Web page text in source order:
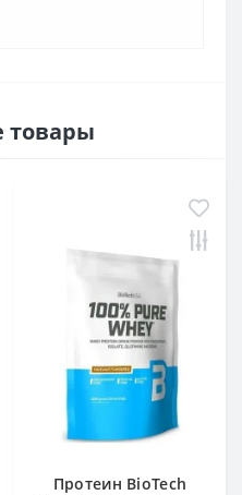
товары
Протеин BioTech